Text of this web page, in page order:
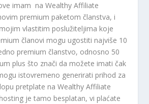
imam na Wealthy Affiliate
premium paketom članstva, i
vlastitim poslužiteljima koje
članovi mogu ugostiti najviše 10
premium članstvo, odnosno 50
plus što znači da možete imati čak
istovremeno generirati prihod za
pretplate na Wealthy Affiliate
je tamo besplatan, vi plaćate